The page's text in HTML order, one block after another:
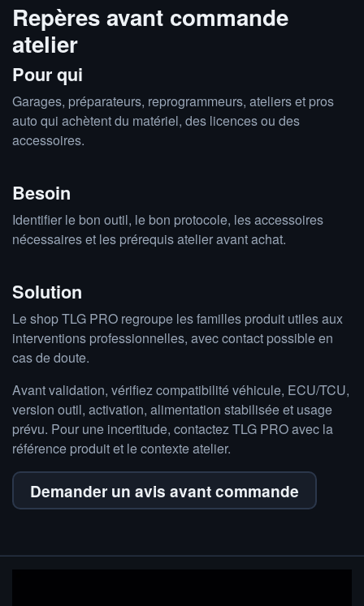
Repères avant commande
atelier
Pour qui
Garages, préparateurs, reprogrammeurs, ateliers et pros
auto qui achètent du matériel, des licences ou des
accessoires.
Besoin
Identifier le bon outil, le bon protocole, les accessoires
nécessaires et les prérequis atelier avant achat.
Solution
Le shop TLG PRO regroupe les familles produit utiles aux
interventions professionnelles, avec contact possible en
cas de doute.
Avant validation, vérifiez compatibilité véhicule, ECU/TCU,
version outil, activation, alimentation stabilisée et usage
prévu. Pour une incertitude, contactez TLG PRO avec la
référence produit et le contexte atelier.
Demander un avis avant commande